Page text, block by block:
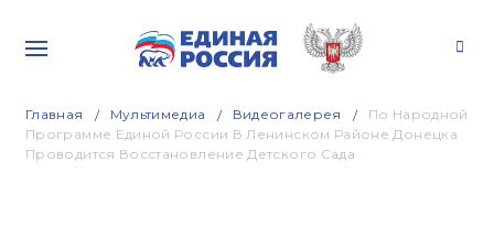
Главная Мультимедиа Видеогалерея
По Народной
Программе Единой России В Ленинском Районе Донецка
Проводится Восстановление Детского Сада